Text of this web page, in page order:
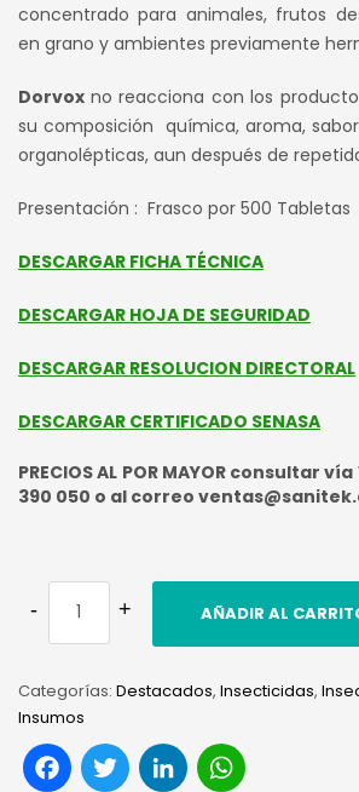
concentrado para animales, frutos
en grano y ambientes previamente
Dorvox no reacciona con los
su composición química, aroma,
organolépticas, aun después de
Presentación : Frasco por 500 Tabletas
DESCARGAR FICHA TÉCNICA
DESCARGAR HOJA DE SEGURIDAD
DESCARGAR RESOLUCION DIRECTORAL
DESCARGAR CERTIFICADO SENASA
PRECIOS AL POR MAYOR consultar
390 050 o al correo
AÑADIR AL
Categorías: Destacados, Insecticidas,
Insumos
Facebook
TwitterLinkedIn